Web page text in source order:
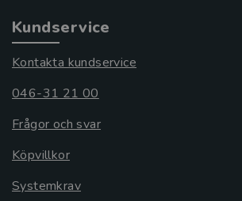
Kundservice
Kontakta kundservice
046-31 21 00
Frågor och svar
Köpvillkor
Systemkrav